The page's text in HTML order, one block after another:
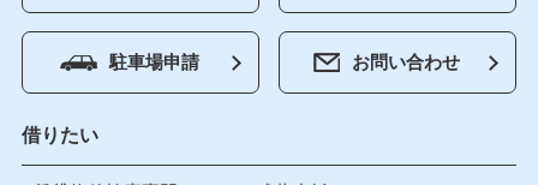
駐車場申請 お問い合わせ
借りたい